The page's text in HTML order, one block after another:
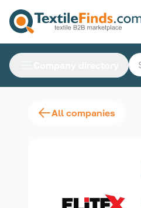
All companies